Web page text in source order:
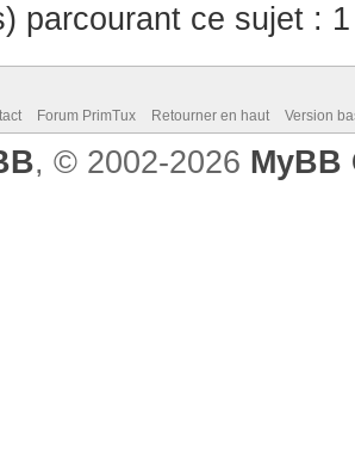
parcourant ce sujet :
Forum PrimTux Retourner en haut Version
, © 2002-2026 MyBB